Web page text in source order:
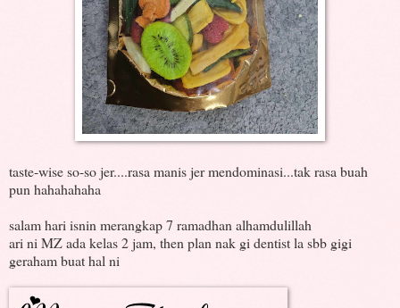
taste-wise so-so jer....rasa manis jer mendominasi...tak rasa buah
pun hahahahaha
salam hari isnin merangkap 7 ramadhan alhamdulillah
ari ni MZ ada kelas 2 jam, then plan nak gi dentist la sbb gigi
geraham buat hal ni